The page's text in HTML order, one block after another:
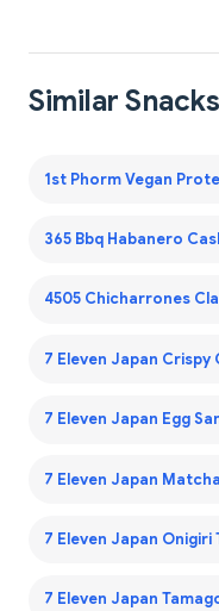
Similar Snacks
1st Phorm Vegan
365 Bbq Habanero
4505 Chicharrones
7 Eleven Japan Crispy
7 Eleven Japan Egg
7 Eleven Japan
7 Eleven Japan Onigiri
7 Eleven Japan